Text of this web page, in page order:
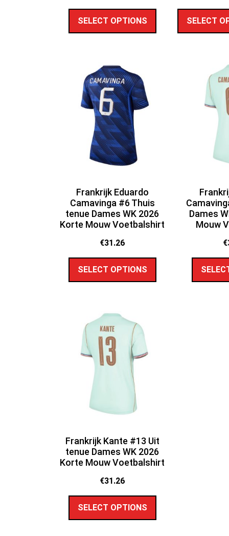
SELECT OPTIONS SELECT
Frankrijk Eduardo
Camavinga #6 Thuis
tenue Dames WK 2026
Korte Mouw Voetbalshirt
€31.26
SELECT OPTIONS
Dames
Mouw
€
Frankrijk Kante #13 Uit
tenue Dames WK 2026
Korte Mouw Voetbalshirt
€31.26
SELECT OPTIONS